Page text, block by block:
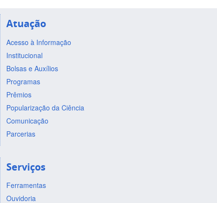
Atuação
Acesso à Informação
Institucional
Bolsas e Auxílios
Programas
Prêmios
Popularização da Ciência
Comunicação
Parcerias
Serviços
Ferramentas
Ouvidoria